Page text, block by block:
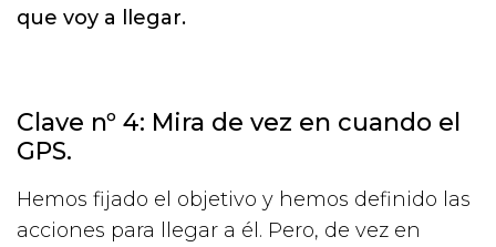
que voy a llegar.
Clave nº 4: Mira de vez en cuando el
GPS.
Hemos fijado el objetivo y hemos definido las
acciones para llegar a él. Pero, de vez en